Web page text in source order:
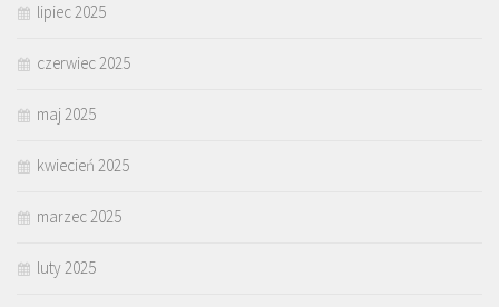
lipiec 2025
czerwiec 2025
maj 2025
kwiecień 2025
marzec 2025
luty 2025